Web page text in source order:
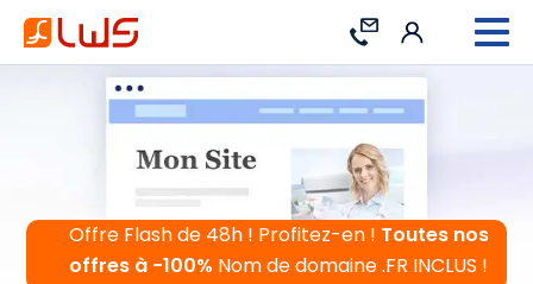
Contact Connexion
Offre Flash de 48h ! Profitez-en ! Toutes nos
offres à -100% Nom de domaine .FR INCLUS !